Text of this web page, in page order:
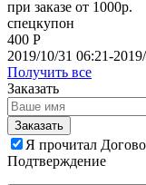
при заказе от 1000р.
спецкупон
400 Р
2019/10/31 06:21-
Получить все
Заказать
Я прочитал
Подтверждение